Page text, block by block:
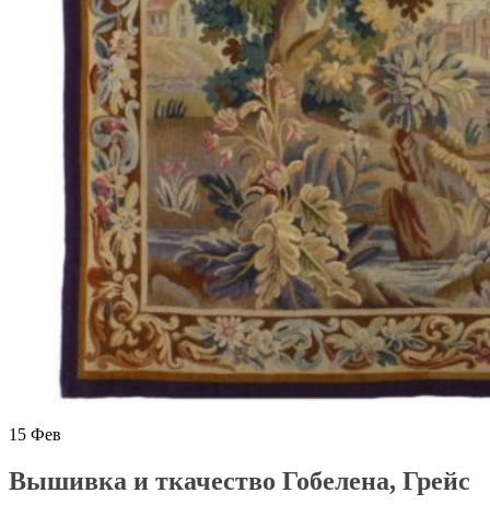
15 Фев
Вышивка и ткачество Гобелена, Грейс